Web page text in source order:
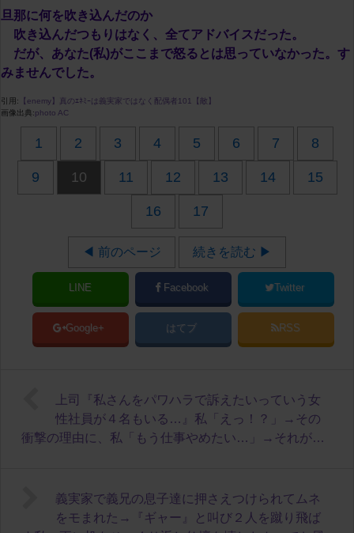
旦那に何を吹き込んだのか
吹き込んだつもりはなく、全てアドバイスだった。
だが、あなた(私)がここまで怒るとは思っていなかった。す
みませんでした。
引用: 【enemy】真のｴﾈﾐｰは義実家ではなく配偶者101【敵】
画像出典:photo AC
1 2 3 4 5 6 7 8
9 10 11 12 13 14 15
16 17
◀ 前のページ 続きを読む ▶
LINE Facebook Twitter
Google+ はてブ RSS
上司『私さんをパワハラで訴えたいっていう女
性社員が４名もいる…』私「えっ！？」→その
衝撃の理由に、私「もう仕事やめたい…」→それが…
義実家で義兄の息子達に押さえつけられてムネ
をモまれた→『ギャー』と叫び２人を蹴り飛ば